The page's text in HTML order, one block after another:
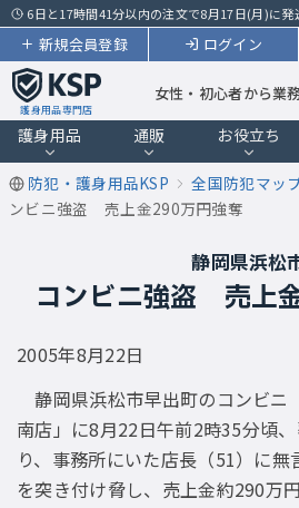
6日と17時間41分以内の注文で8月17日(月)に発
ログイン
新規会員登録
護身用品専門店
女性・初心者から業
護身用品 通販 お役立ち
防犯・護身用品KSP 全国防犯マッ
ンビニ強盗 売上金290万円強奪
静岡県浜松
コンビニ強盗 売上
2005年8月22日
静岡県浜松市早出町のコンビニ
南店」に8月22日午前2時35分頃
り、事務所にいた店長（51）に
を突き付け脅し、売上金約290万